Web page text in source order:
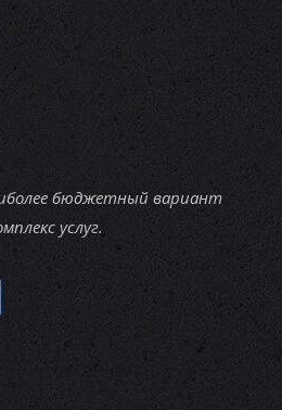
бюджетный вариант
услуг.